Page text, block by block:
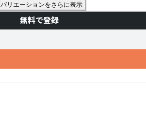
バリエーションをさらに表示
無料で登録